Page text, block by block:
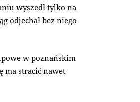
wyszedł tylko na
odjechał bez niego
w poznańskim
ma stracić nawet